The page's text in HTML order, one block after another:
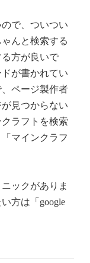
で、ついつい
んと検索する
方が良いで
ドが書かれてい
ページ製作者
見つからない
ラフトを検索
マインクラフ
ックがありま
方は「google